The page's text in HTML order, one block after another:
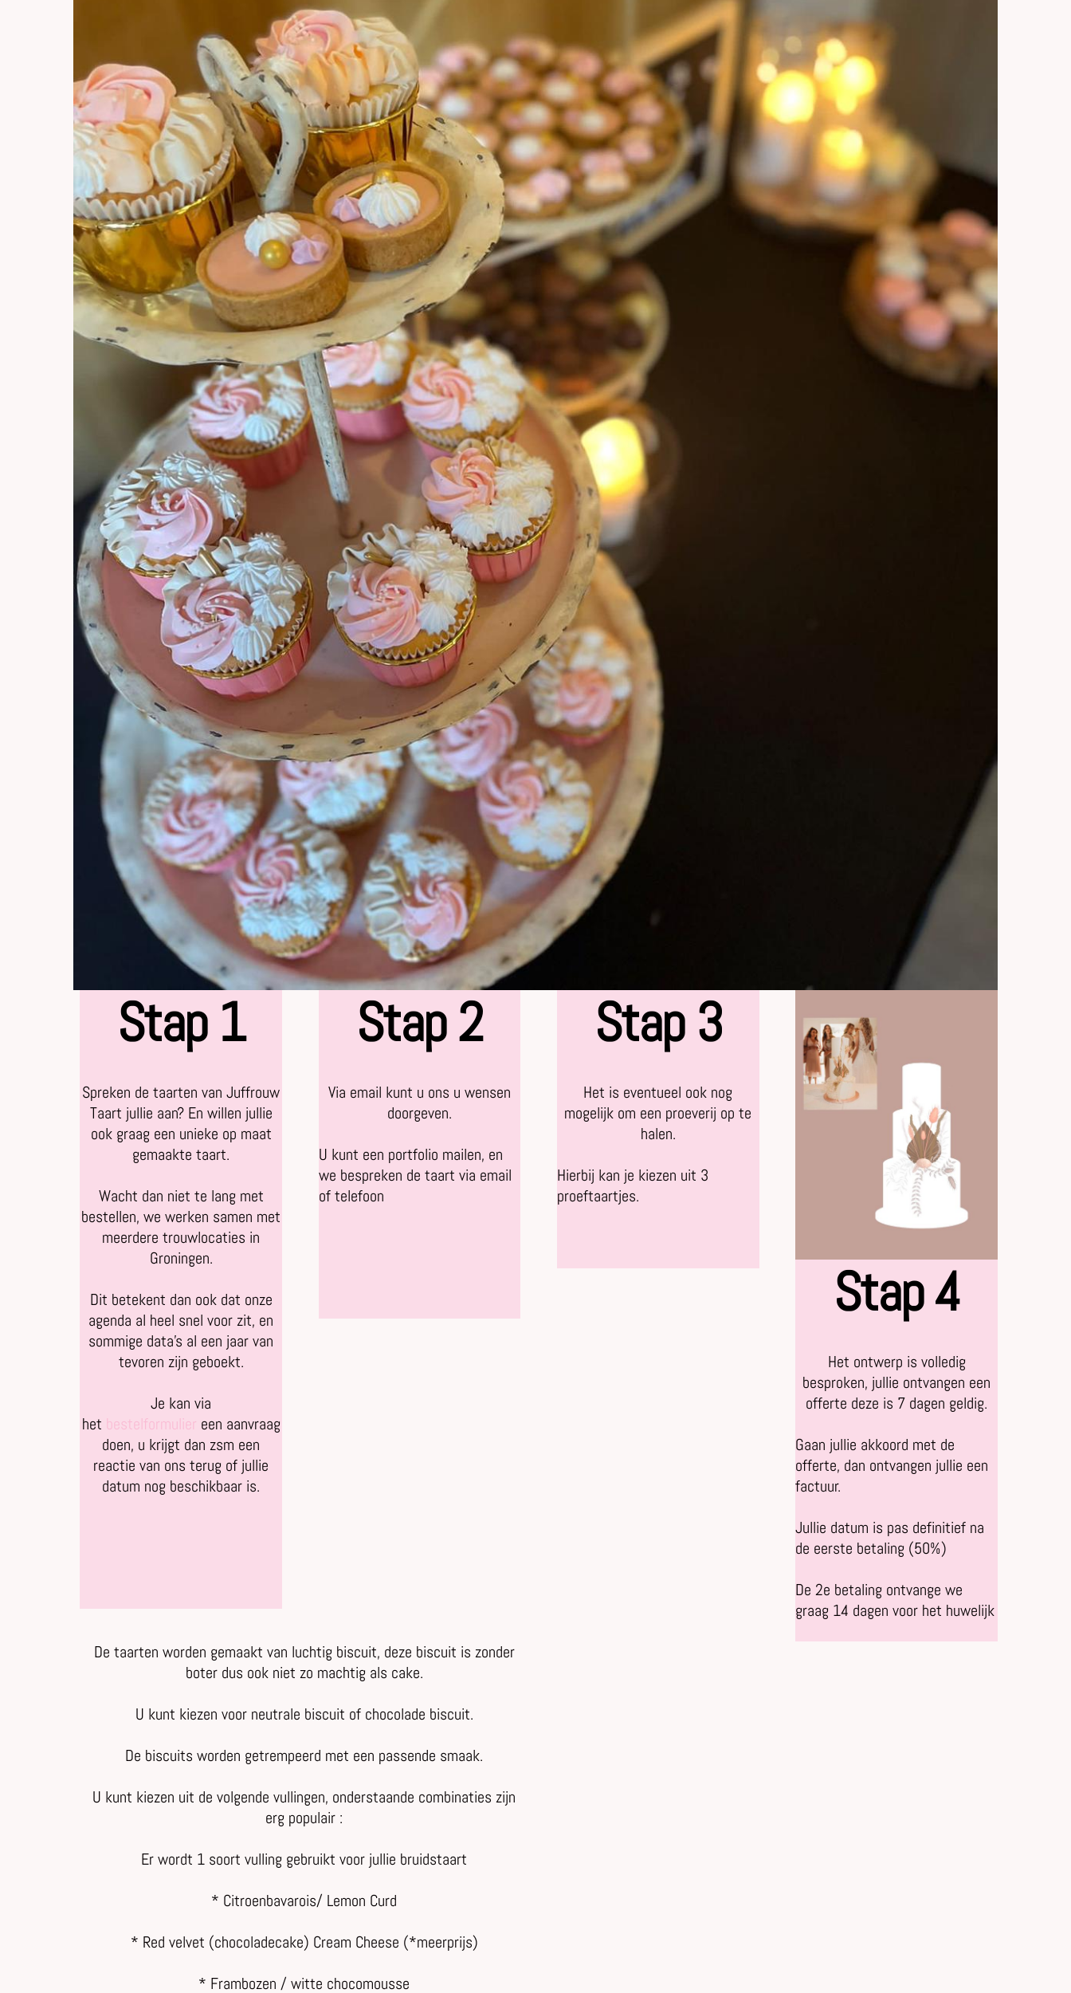
Stap 1
Spreken de taarten van Juffrouw
Taart jullie aan? En willen jullie
ook graag een unieke op maat
gemaakte taart.
Wacht dan niet te lang met
bestellen, we werken samen met
meerdere trouwlocaties in
Groningen.
Dit betekent dan ook dat onze
agenda al heel snel voor zit, en
sommige data’s al een jaar van
tevoren zijn geboekt.
Je kan via
het bestelformulier een aanvraag
doen, u krijgt dan zsm een
reactie van ons terug of jullie
datum nog beschikbaar is.
Stap 2
Via email kunt u ons u wensen
doorgeven.
U kunt een portfolio mailen, en
we bespreken de taart via email
of telefoon
Stap 3
Het is eventueel ook nog
mogelijk om een proeverij op te
halen.
Hierbij kan je kiezen uit 3
proeftaartjes.
Stap 4
Het ontwerp is volledig
besproken, jullie ontvangen een
offerte deze is 7 dagen geldig.
Gaan jullie akkoord met de
offerte, dan ontvangen jullie een
factuur.
Jullie datum is pas definitief na
de eerste betaling (50%)
De 2e betaling ontvange we
graag 14 dagen voor het huwelijk
De taarten worden gemaakt van luchtig biscuit, deze biscuit is zonder
boter dus ook niet zo machtig als cake.
U kunt kiezen voor neutrale biscuit of chocolade biscuit.
De biscuits worden getrempeerd met een passende smaak.
U kunt kiezen uit de volgende vullingen, onderstaande combinaties zijn
erg populair :
Er wordt 1 soort vulling gebruikt voor jullie bruidstaart
* Citroenbavarois/ Lemon Curd
* Red velvet (chocoladecake) Cream Cheese (*meerprijs)
* Frambozen / witte chocomousse